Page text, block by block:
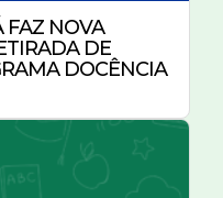
FAZ NOVA
DE
DOCÊNCIA